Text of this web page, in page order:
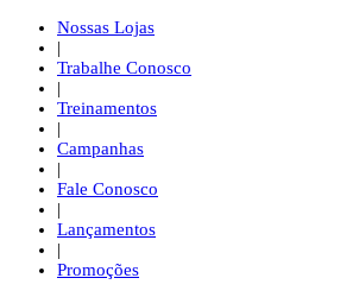
Nossas Lojas
|
Trabalhe Conosco
|
Treinamentos
|
Campanhas
|
Fale Conosco
|
Lançamentos
|
Promoções